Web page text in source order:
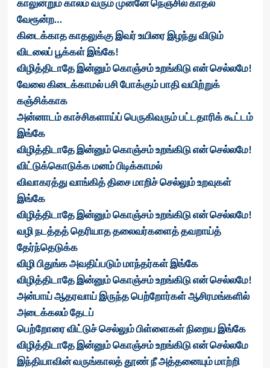
காலுன்றும் காலம் வரும் முன்னே நெஞ்சில் காதல்
வேரூன்ற…
கிடைக்காத காதலுக்கு இவர் உயிரை இழந்து விடும்
விடலைப் பூக்கள் இங்கே!
விழித்திடாதே இன்னும் கொஞ்சம் உறங்கிடு என் செல்லமே!
வேலை கிடைக்காமல் பசி போக்கும் பாதி வயிற்றுக்
கஞ்சிக்காக
அன்னாடம் காச்சிகளாய்ப் பெருகிவரும் பட்டதாரிக் கூட்டம்
இங்கே
விழித்திடாதே இன்னும் கொஞ்சம் உறங்கிடு என் செல்லமே!
விட்டுக்கொடுக்க மனம் பிடிக்காமல்
விவாகரத்து வாங்கித் திசை மாறிச் செல்லும் உறவுகள்
இங்கே
விழித்திடாதே இன்னும் கொஞ்சம் உறங்கிடு என் செல்லமே!
வழி நடத்தத் தெரியாத தலைவர்களைத் தவறாய்த்
தேர்ந்தெடுக்க
விழி பிதுங்க அவதிப்படும் மாந்தர்கள் இங்கே
விழித்திடாதே இன்னும் கொஞ்சம் உறங்கிடு என் செல்லமே!
அன்பாய் ஆதரவாய் இருந்த பெற்றோர்கள் ஆசிரமங்களில்
அடைக்கலம் தேடப்
பெற்றோரை விட்டுச் செல்லும் பிள்ளைகள் நிறைய இங்கே
விழித்திடாதே இன்னும் கொஞ்சம் உறங்கிடு என் செல்லமே
இந்தியாவின் வருங்காலத் தூண் நீ அத்தனையும் மாற்றி